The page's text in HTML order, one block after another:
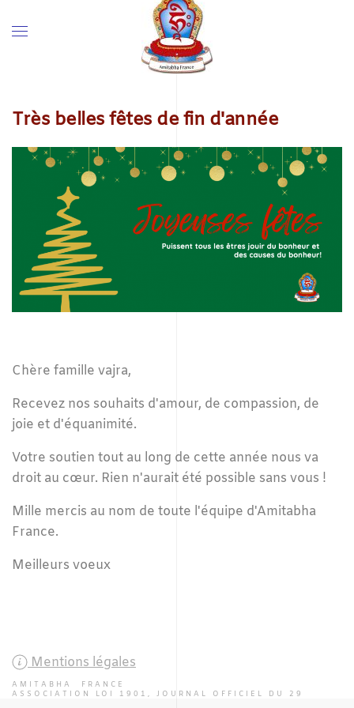
Très belles fêtes de fin d'année
Chère famille vajra,
Recevez nos souhaits d'amour, de compassion, de
joie et d'équanimité.
Votre soutien tout au long de cette année nous va
droit au cœur. Rien n'aurait été possible sans vous !
Mille mercis au nom de toute l'équipe d'Amitabha
France.
Meilleurs voeux
Mentions légales
AMITABHA FRANCE
ASSOCIATION LOI 1901, JOURNAL OFFICIEL DU 29